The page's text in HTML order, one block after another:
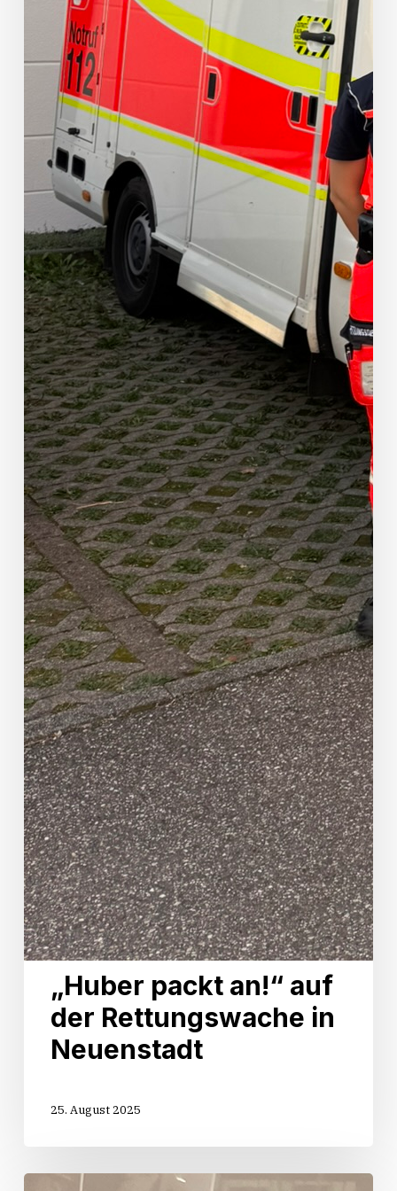
„Huber packt an!“ auf
der Rettungswache in
Neuenstadt
25. August 2025
Start